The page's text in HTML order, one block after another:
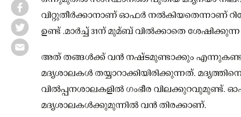
വിറ്റുതീർക്കാനാണ് ഓഫർ നൽകിയതെന്നാണ്
ഉണ്ട് .മാർച്ച് 31ന് മുമ്ബ് വിൽക്കാതെ
അത് തങ്ങൾക്ക് വൻ നഷ്ടമുണ്ടാക്കും
മദ്യശാലകൾ തയ്യാറാക്കിയിരിക്കുന്നത്.
വിൽപ്പനശാലകളിൽ ഗംഭീര വിലക്കുറവുമുണ്ട്.
മദ്യശാലകൾക്കുമുന്നിൽ വൻ തിരക്കാണ്.